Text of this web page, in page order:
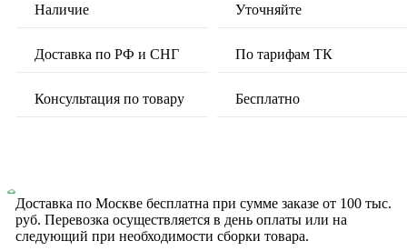
Наличие Уточняйте
Доставка по РФ и СНГ По тарифам ТК
Консультация по товару Бесплатно
Доставка по Москве бесплатна при сумме заказе от 100 тыс.
руб. Перевозка осуществляется в день оплаты или на
следующий при необходимости сборки товара.